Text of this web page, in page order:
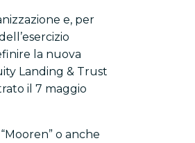
e, per
la nuova
Landing & Trust
il 7 maggio
o anche